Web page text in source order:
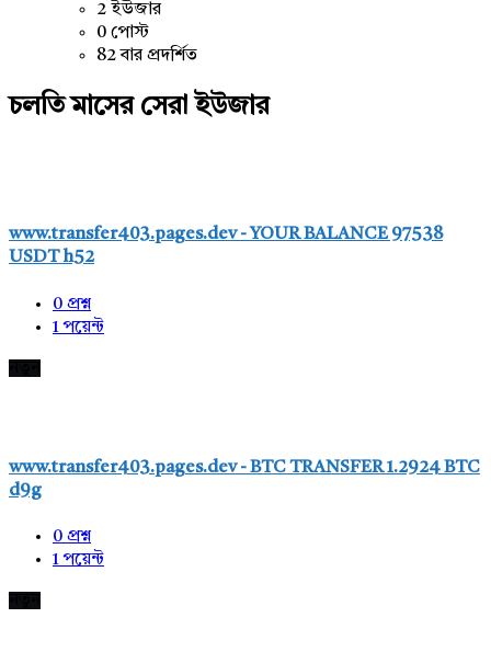
2 ইউজার
0 পোস্ট
82 বার প্রদর্শিত
চলতি মাসের সেরা ইউজার
www.transfer403.pages.dev - YOUR BALANCE 97538
USDT h52
0 প্রশ্ন
1পয়েন্ট
www.transfer403.pages.dev - BTC TRANSFER 1.2924 BTC
d9g
0 প্রশ্ন
1পয়েন্ট